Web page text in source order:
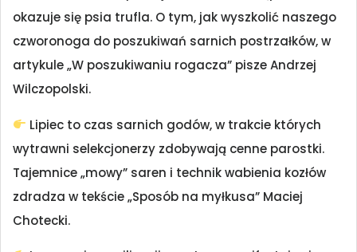
okazuje się psia trufla. O tym, jak wyszkolić naszego
czworonoga do poszukiwań sarnich postrzałków, w
artykule „W poszukiwaniu rogacza” pisze Andrzej
Wilczopolski.
Lipiec to czas sarnich godów, w trakcie których
wytrawni selekcjonerzy zdobywają cenne parostki.
Tajemnice „mowy” saren i technik wabienia kozłów
zdradza w tekście „Sposób na myłkusa” Maciej
Chotecki.